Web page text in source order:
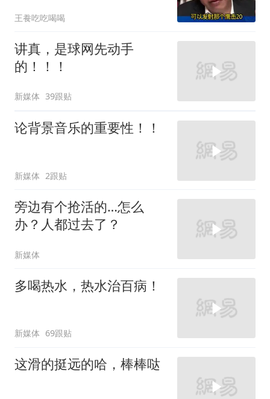
王飬吃吃喝喝
讲真，是球网先动手
的！！！
新媒体 39跟贴
论背景音乐的重要性！！
新媒体 2跟贴
旁边有个抢活的…怎么
办？人都过去了？
新媒体
多喝热水，热水治百病！
新媒体 69跟贴
这滑的挺远的哈，棒棒哒